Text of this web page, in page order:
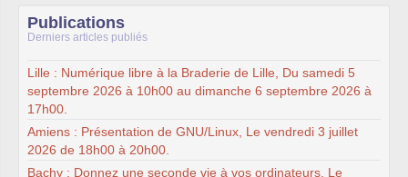
Publications
Derniers articles publiés
Lille : Numérique libre à la Braderie de Lille, Du samedi 5
septembre 2026 à 10h00 au dimanche 6 septembre 2026 à
17h00.
Amiens : Présentation de GNU/Linux, Le vendredi 3 juillet
2026 de 18h00 à 20h00.
Bachy : Donnez une seconde vie à vos ordinateurs, Le